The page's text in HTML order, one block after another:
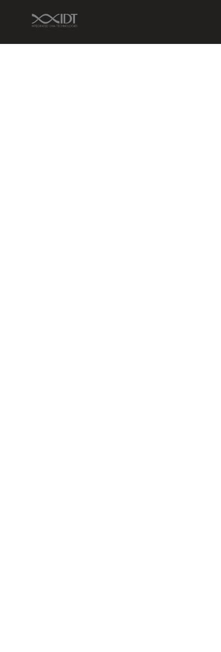
IDT Link